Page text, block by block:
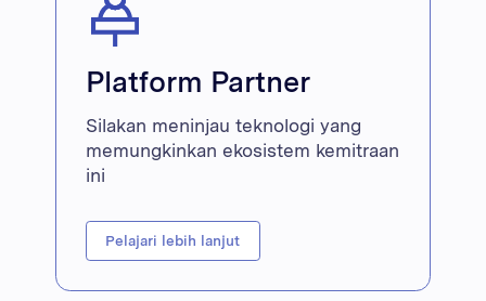
Platform Partner
Silakan meninjau teknologi yang
memungkinkan ekosistem kemitraan
ini
Pelajari lebih lanjut